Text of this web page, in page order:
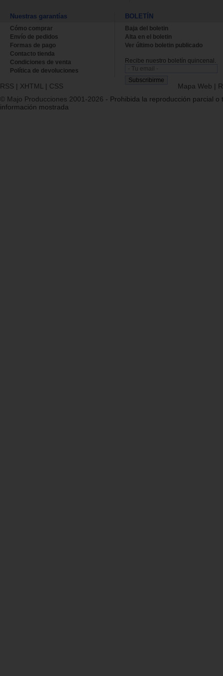
Nuestras garantías
Cómo comprar
Envío de pedidos
Formas de pago
Contacto tienda
Condiciones de venta
Política de devoluciones
BOLETÍN
Baja del boletin
Alta en el boletin
Ver último boletin publicado
Recibe nuestro boletín quincenal.
RSS | XHTML | CSS Mapa Web |
© Majo Producciones 2001-2026 - Prohibida la reproducción parcial o
información mostrada